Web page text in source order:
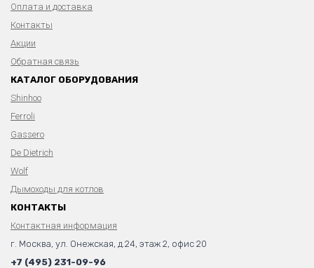
Оплата и доставка
Контакты
Акции
Обратная связь
КАТАЛОГ ОБОРУДОВАНИЯ
Shinhoo
Ferroli
Gassero
De Dietrich
Wolf
Дымоходы для котлов
КОНТАКТЫ
Контактная информация
г. Москва, ул. Онежская, д.24, этаж 2, офис 20
+7 (495) 231-09-96